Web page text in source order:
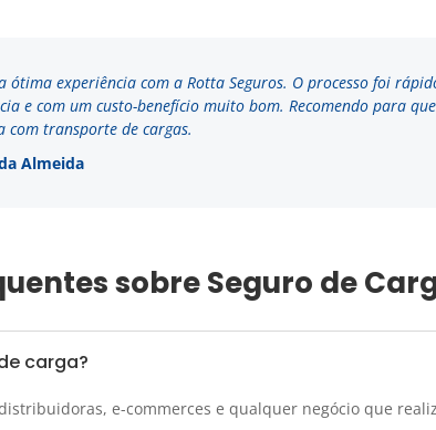
ótima experiência com a Rotta Seguros. O processo foi
e com um custo-benefício muito bom. Recomendo para
com transporte de cargas.
Almeida
sobre Seguro de
carga?
e-commerces e qualquer negócio que